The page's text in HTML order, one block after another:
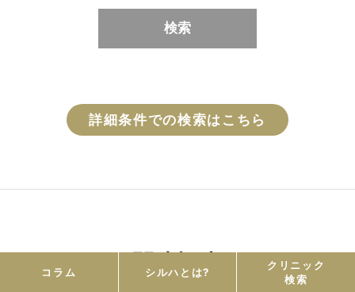
検索
詳細条件での検索はこちら
関連記事
コラム シルハとは?
クリニック
検索